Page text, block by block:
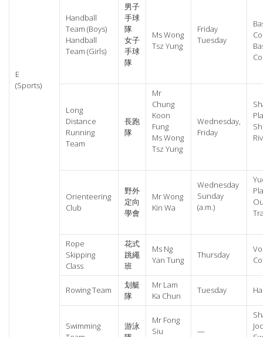
E
(Sports)
Handball
Team (Boys)
Handball
Team (Girls)
男子
手球
隊
女子
手球
隊
Ms Wong
Tsz Yung
Friday
Tuesday
Long
Distance
Running
Team
長跑
隊
Mr
Chung
Koon
Fung
Ms Wong
Tsz Yung
Wednesday,
Friday
Orienteering
Club
野外
定向
學會
Mr Wong
Kin Wa
Wednesday
Sunday
(a.m.)
Rope
Skipping
Class
花式
跳繩
班
Ms Ng
Yan Tung
Thursday
Rowing Team
划艇
隊
Mr Lam
Ka Chun
Tuesday
Swimming
游泳
Mr Fong
Siu
—